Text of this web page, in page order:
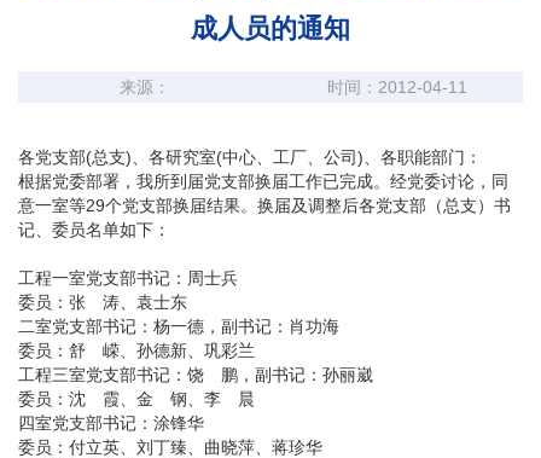
成人员的通知
来源： 时间：2012-04-11
各党支部(总支)、各研究室(中心、工厂、公司)、各职能部门：
根据党委部署，我所到届党支部换届工作已完成。经党委讨论，同
意一室等29个党支部换届结果。换届及调整后各党支部（总支）书
记、委员名单如下：
工程一室党支部书记：周士兵
委员：张 涛、袁士东
二室党支部书记：杨一德，副书记：肖功海
委员：舒 嵘、孙德新、巩彩兰
工程三室党支部书记：饶 鹏，副书记：孙丽崴
委员：沈 霞、金 钢、李 晨
四室党支部书记：涂锋华
委员：付立英、刘丁臻、曲晓萍、蒋珍华